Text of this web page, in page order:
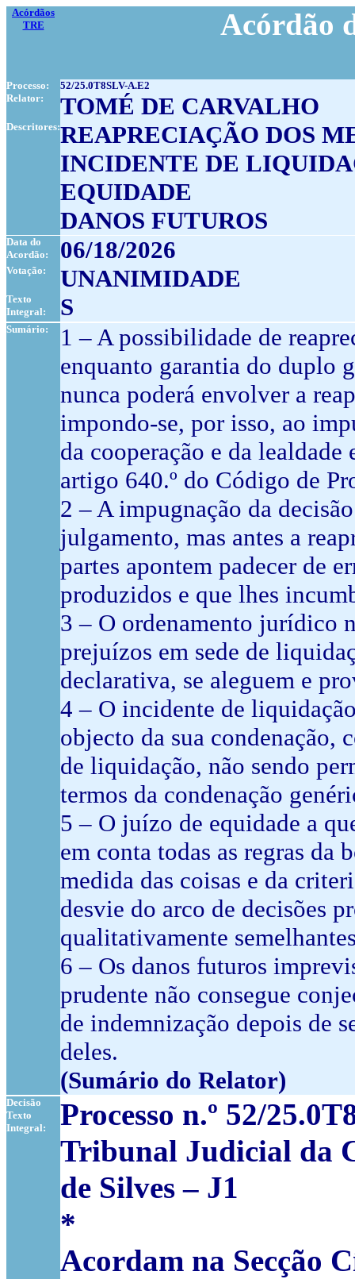
Acórdãos
TRE
Acórdão
Processo:
52/25.0T8SLV-A.E2
Relator:
TOMÉ DE CARVALHO
Descritores:REAPRECIAÇÃO DOS
INCIDENTE DE
EQUIDADE
DANOS FUTUROS
Data do
Acordão:
06/18/2026
Votação: UNANIMIDADE
Texto
Integral:
S
Sumário:
1 – A possibilidade de
enquanto garantia do duplo
nunca poderá envolver a
impondo-se, por isso, ao
da cooperação e da
artigo 640.º do Código de
2 – A impugnação da
julgamento, mas antes a
partes apontem padecer de
produzidos e que lhes
3 – O ordenamento jurídico
prejuízos em sede de
declarativa, se aleguem e
4 – O incidente de
objecto da sua condenação,
de liquidação, não sendo
termos da condenação
5 – O juízo de equidade a
em conta todas as regras da
medida das coisas e da
desvie do arco de decisões
qualitativamente
6 – Os danos futuros
prudente não consegue
de indemnização depois de
deles.
(Sumário do Relator)
Decisão
Texto
Integral:
Processo n.º 52/
Tribunal Judicial da
de Silves – J1
*
Acordam na Secção